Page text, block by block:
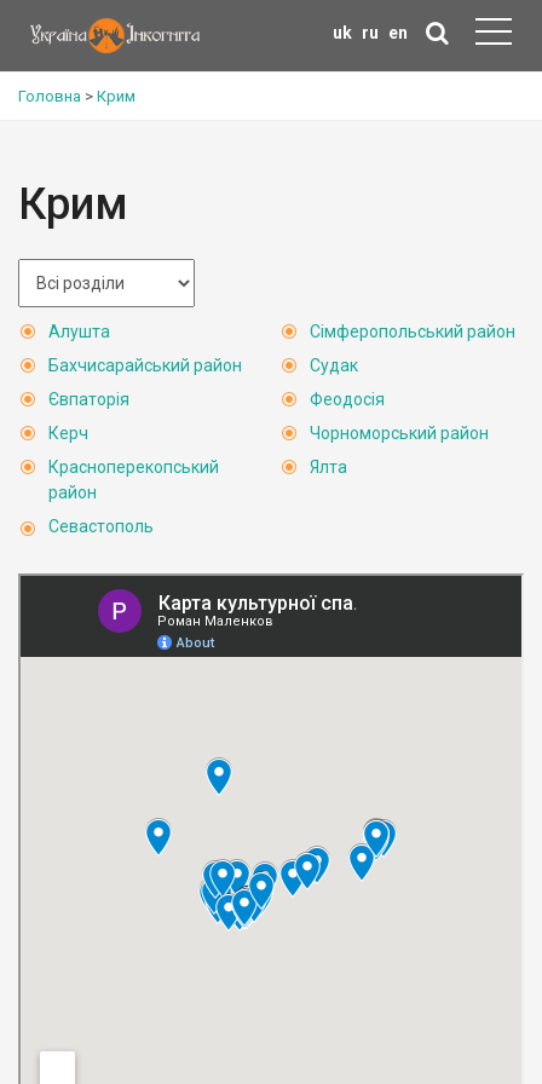
uk ru en
Головна > Крим
Крим
Алушта
Бахчисарайський район
Євпаторія
Керч
Красноперекопський
район
Севастополь
Сімферопольський район
Судак
Феодосія
Чорноморський район
Ялта